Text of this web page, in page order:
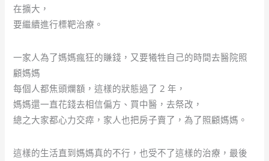
在擴大，
要繼續進行標靶治療。
一家人為了媽媽瘋狂的賺錢，又要犧牲自己的時間去醫院照
顧媽媽
每個人都焦頭爛額，這樣的狀態過了 2 年，
媽媽還一直花錢去相信偏方、買中醫，去祭改，
總之大家都心力交瘁，家人也把房子賣了，為了照顧媽媽。
這樣的生活直到媽媽真的不行，也受不了這樣的治療，最後